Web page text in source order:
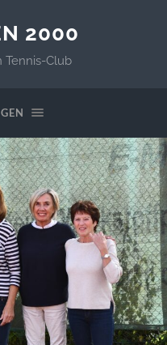
2000
Tennis-Club